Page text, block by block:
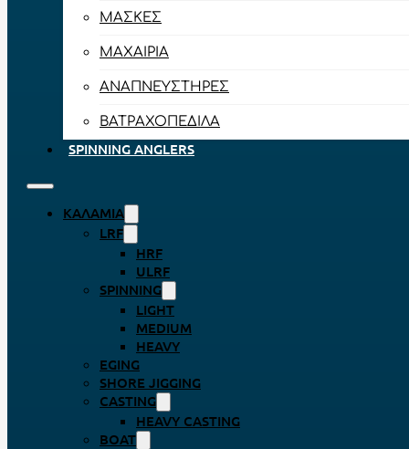
ΜΆΣΚΕΣ
ΜΑΧΑΊΡΙΑ
ΑΝΑΠΝΕΥΣΤΉΡΕΣ
ΒΑΤΡΑΧΟΠΈΔΙΛΑ
SPINNING ANGLERS
ΚΑΛΆΜΙΑ
LRF
HRF
ULRF
SPINNING
LIGHT
MEDIUM
HEAVY
EGING
SHORE JIGGING
CASTING
HEAVY CASTING
BOAT